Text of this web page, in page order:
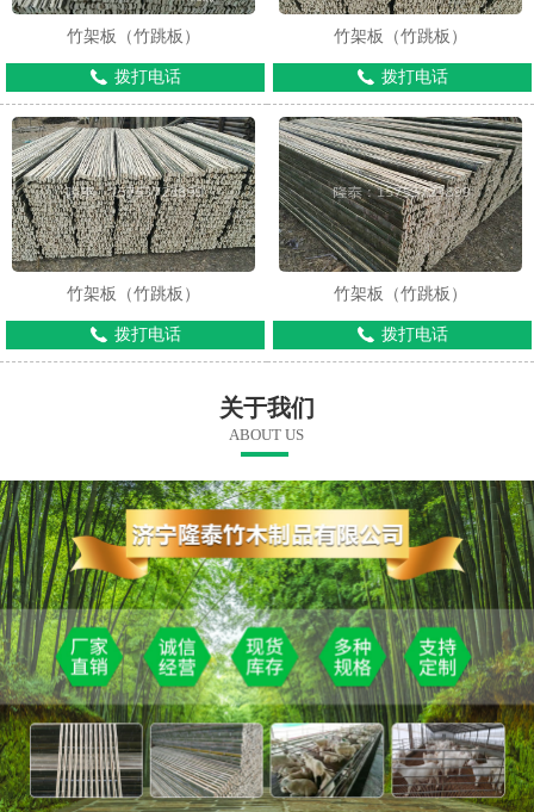
竹架板（竹跳板）
拨打电话
竹架板（竹跳板）
拨打电话
竹架板（竹跳板）
拨打电话
竹架板（竹跳板）
拨打电话
关于我们
ABOUT US